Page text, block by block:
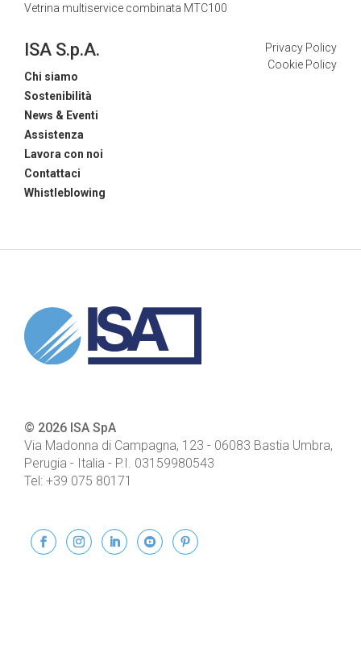
Vetrina multiservice combinata MTC100
ISA S.p.A.
Chi siamo
Sostenibilità
News & Eventi
Assistenza
Lavora con noi
Contattaci
Whistleblowing
Privacy Policy
Cookie Policy
© 2026 ISA SpA
Via Madonna di Campagna, 123 - 06083 Bastia Umbra,
Perugia - Italia - P.I. 03159980543
Tel: +39 075 80171